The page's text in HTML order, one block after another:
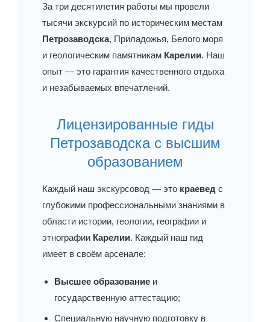
За три десятилетия работы мы провели
тысячи экскурсий по историческим местам
Петрозаводска, Приладожья, Белого моря
и геологическим памятникам Карелии. Наш
опыт — это гарантия качественного отдыха
и незабываемых впечатлений.
Лицензированные гиды
Петрозаводска с высшим
образованием
Каждый наш экскурсовод — это краевед с
глубокими профессиональными знаниями в
области истории, геологии, географии и
этнографии Карелии. Каждый наш гид
имеет в своём арсенале:
Высшее образование и
государственную аттестацию;
Специальную научную подготовку в